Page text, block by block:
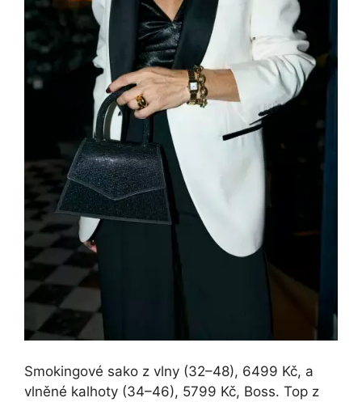
Smokingové sako z vlny (32–48), 6499 Kč, a
vlněné kalhoty (34–46), 5799 Kč, Boss. Top z